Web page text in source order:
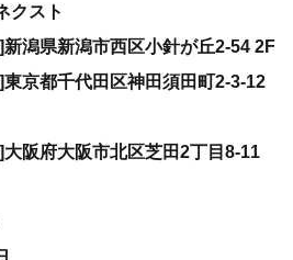
クスト
潟県新潟市西区小針が丘2-54 2F
千代田区神田須田町2-3-12
大阪市北区芝田2丁目8-11